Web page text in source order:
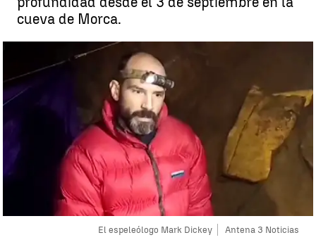
cueva de Morca.
El espeleólogo Mark Dickey Antena 3 Noticias